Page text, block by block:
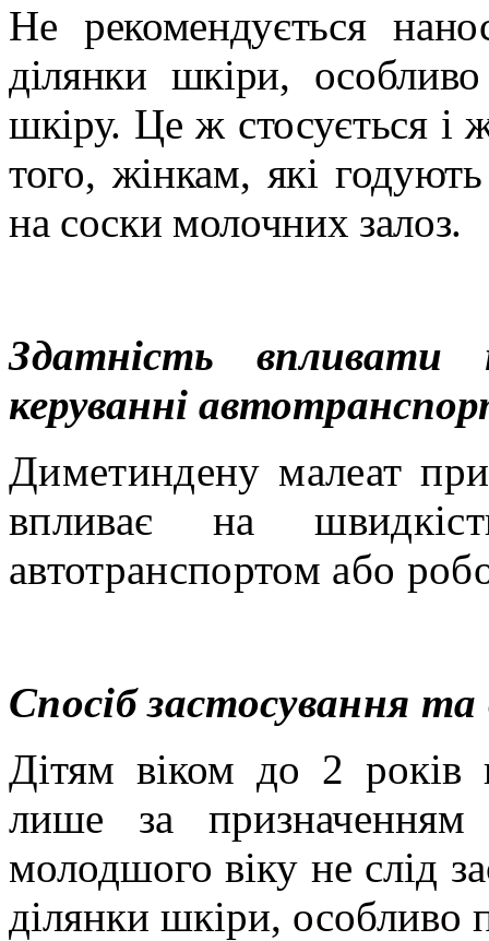
Не рекомендується
ділянки шкіри,
шкіру. Це ж стосується і
того, жінкам, які
на соски молочних залоз.
Здатність впливати
керуванні
Диметиндену малеат
впливає на
автотранспортом або
Спосіб застосування та
Дітям віком до 2 років
лише за
молодшого віку не слід
ділянки шкіри, особливо